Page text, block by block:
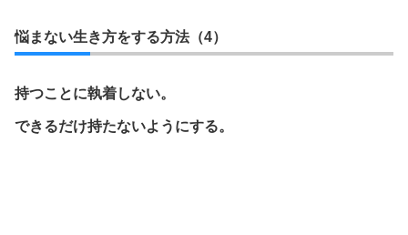
悩まない生き方をする方法（4）
持つことに執着しない。
できるだけ持たないようにする。